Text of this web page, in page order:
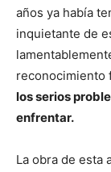
años ya había
inquietante de
reconocimiento
los serios
enfrentar.
La obra de esta